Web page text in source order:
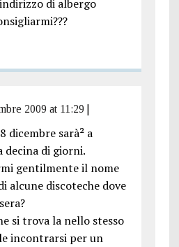
di albergo
2009 at 11:29
dicembre sarà² a
decina di giorni.
gentilmente il nome
alcune discoteche dove
si trova la nello stesso
incontrarsi per un